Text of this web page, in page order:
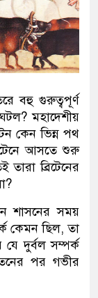
বহু গুরুত্বপূর্ণ
মহাদেশীয়
কেন ভিন্ন পথ
আসতে শুরু
ব্রিটেনের
শাসনের সময়
কেমন ছিল, তা
যে দুর্বল সম্পর্ক
পর গভীর